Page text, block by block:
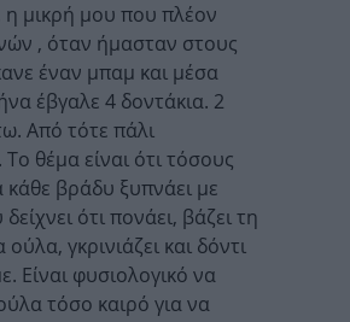
η μικρή μου που πλέον
, όταν ήμασταν στους
έναν μπαμ και μέσα
έβγαλε 4 δοντάκια. 2
Από τότε πάλι
θέμα είναι ότι τόσους
βράδυ ξυπνάει με
ότι πονάει, βάζει τη
γκρινιάζει και δόντι
Είναι φυσιολογικό να
τόσο καιρό για να